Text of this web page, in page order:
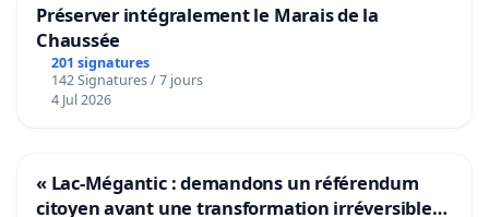
Préserver intégralement le Marais de la
Chaussée
201 signatures
142 Signatures / 7 jours
4 Jul 2026
« Lac-Mégantic : demandons un référendum
citoyen avant une transformation irréversible